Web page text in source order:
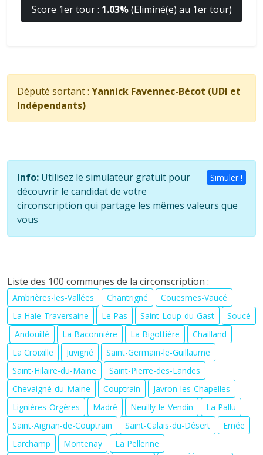
Score 1er tour : 1.03%(Eliminé(e) au 1er tour)
Député sortant : Yannick Favennec-Bécot (UDI et
Indépendants)
Simuler !
Info: Utilisez le simulateur gratuit pour
découvrir le candidat de votre
circonscription qui partage les mêmes valeurs que
vous
Liste des 100 communes de la circonscription :
Ambrières-les-Vallées Chantrigné
Couesmes-Vaucé
La Haie-Traversaine
Le Pas Saint-Loup-du-Gast
Soucé
Andouillé
La Baconnière La Bigottière
Chailland
La Croixille
Juvigné
Saint-Germain-le-Guillaume
Saint-Hilaire-du-Maine
Saint-Pierre-des-Landes
Chevaigné-du-Maine
Couptrain
Javron-les-Chapelles
Lignières-Orgères
Madré Neuilly-le-Vendin
La Pallu
Saint-Aignan-de-Couptrain
Saint-Calais-du-Désert
Ernée
Larchamp
Montenay
La Pellerine